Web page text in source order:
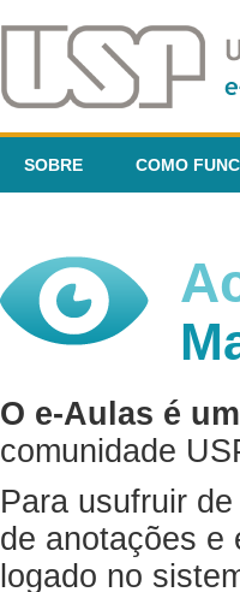
SOBRE COMO
O e-Aulas é
comunidade
Para usufruir
de anotações e
logado no